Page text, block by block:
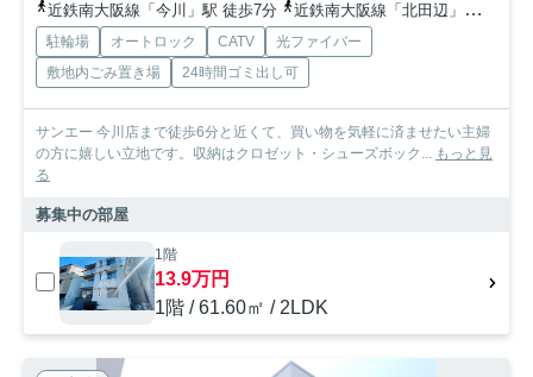
近鉄南大阪線「今川」駅 徒歩7分
近鉄南大阪線「北田辺」駅 徒歩10分
駐輪場 オートロック CATV
光ファイバー
敷地内ごみ置き場
24時間ゴミ出し可
サンエー 今川店まで徒歩6分と近くて、買い物を気軽に済ませたい主婦
の方に嬉しい立地です。収納はクロゼット・シューズボック... もっと見
る
募集中の部屋
1階
13.9万円
1階 / 61.60㎡ / 2LDK